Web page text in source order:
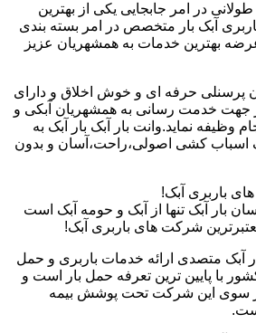
طولانی در امر جابجایی یکی از بهترین
آبک بار متخصص در امر بسته بندی
بهترین خدمات به همشهریان عزیز
پرسنلی حرفه ای و خوش اخلاق و دارای
خدمت رسانی به همشهریان آبکی و
وظیفه نماید.وانت بار آبک بار آبک به
اسباب کشی اصولی،راحت،آسان و بدون
باربری آبک!
بار آبک تنها از آبک و حومه آبک است
شرکت های باربری آبک!
آبک متصدی ارائه خدمات باربری و حمل
با پایین ترین تعرفه حمل بار است و
سوی این شرکت تحت پوشش بیمه